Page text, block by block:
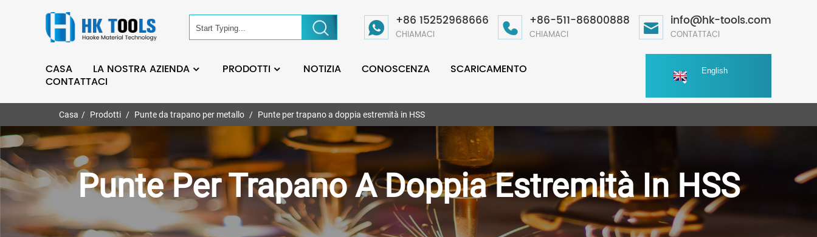
+86 15252968666
CHIAMACI
+86-511-86800888
CHIAMACI
info@hk-tools.com
CONTATTACI
CASA LA NOSTRA AZIENDA PRODOTTI NOTIZIA CONOSCENZA
SCARICAMENTO
CONTATTACI
English
Casa Prodotti Punte da trapano per metallo Punte per trapano a doppia estremità in HSS
Punte Per Trapano A Doppia Estremità In HSS